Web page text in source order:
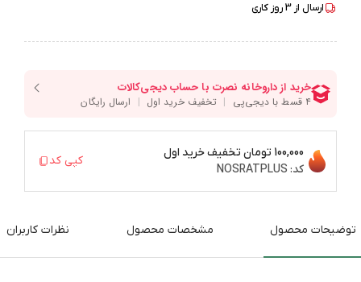
ارسال از 3روز کاری
100,000 تومان
تخفیف خرید اول
کد: NOSRATPLUS
کپی کد
توضیحات محصول مشخصات محصول نظرات کاربران